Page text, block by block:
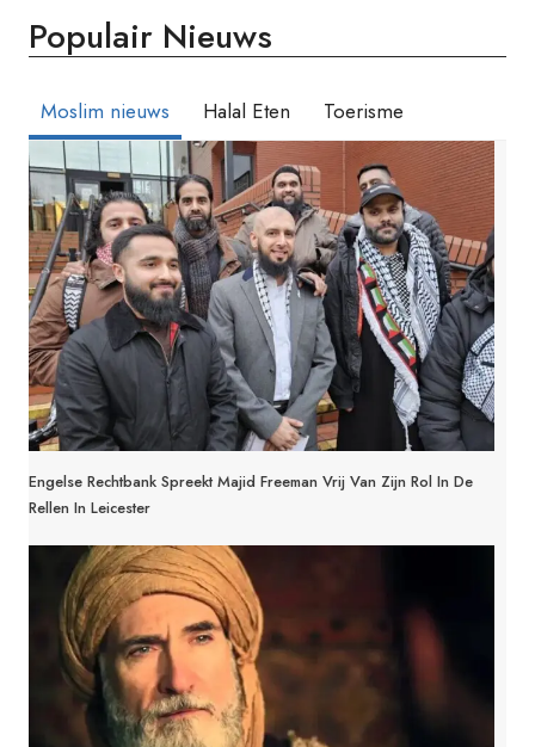
Populair Nieuws
Moslim nieuws Halal Eten Toerisme
Engelse Rechtbank Spreekt Majid Freeman Vrij Van Zijn Rol In De
Rellen In Leicester